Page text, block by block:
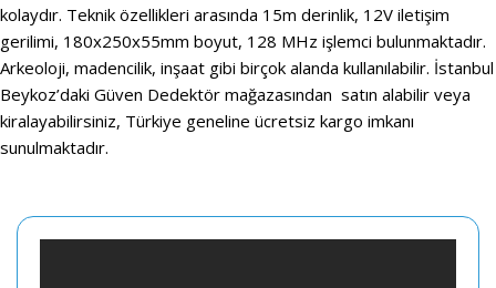
kolaydır. Teknik özellikleri arasında 15m derinlik, 12V iletişim
gerilimi, 180x250x55mm boyut, 128 MHz işlemci bulunmaktadır.
Arkeoloji, madencilik, inşaat gibi birçok alanda kullanılabilir. İstanbul
Beykoz’daki Güven Dedektör mağazasından satın alabilir veya
kiralayabilirsiniz, Türkiye geneline ücretsiz kargo imkanı
sunulmaktadır.